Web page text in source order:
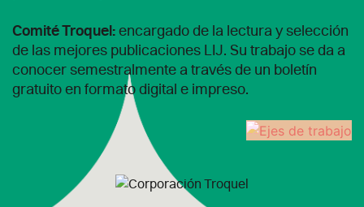
Comité Troquel: encargado de la lectura y selección
de las mejores publicaciones LIJ. Su trabajo se da a
conocer semestralmente a través de un boletín
gratuito en formato digital e impreso.